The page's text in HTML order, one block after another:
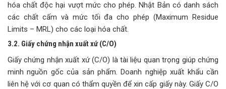
hóa chất độc hại vượt mức cho phép. Nhật Bản có danh sách
các chất cấm và mức tối đa cho phép (Maximum Residue
Limits – MRL) cho các loại hóa chất.
3.2. Giấy chứng nhận xuất xứ (C/O)
Giấy chứng nhận xuất xứ (C/O) là tài liệu quan trọng giúp chứng
minh nguồn gốc của sản phẩm. Doanh nghiệp xuất khẩu cần
liên hệ với cơ quan có thẩm quyền để xin cấp giấy này. Giấy C/O